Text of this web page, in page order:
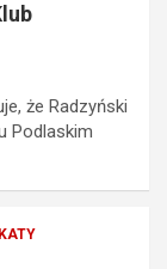
że Radzyński
Podlaskim